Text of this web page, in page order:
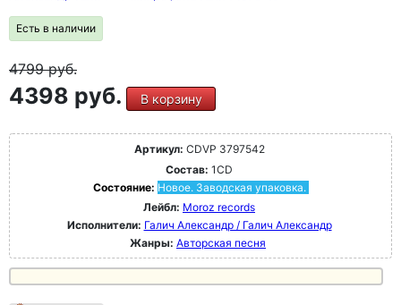
Есть в наличии
4799руб.
4398 руб. В корзину
Артикул: CDVP 3797542
Состав: 1CD
Состояние: Новое. Заводская упаковка.
Лейбл: Moroz records
Исполнители: Галич Александр / Галич Александр
Жанры: Авторская песня